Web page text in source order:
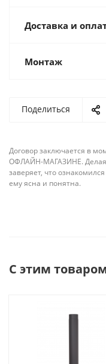
Доставка и
Монтаж
Поделиться
Договор заключается в
ОФЛАЙН-МАГАЗИНЕ. Делая
заверяет, что
ему ясна и понятна.
С этим